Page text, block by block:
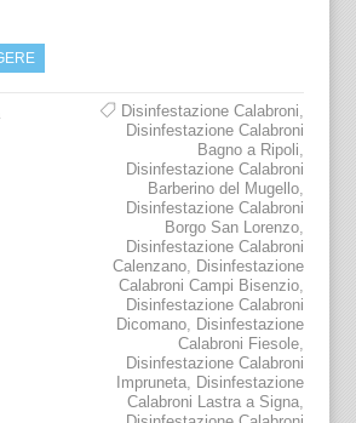
Disinfestazione Calabroni
Disinfestazione Calabroni
Bagno a Ripoli
Disinfestazione Calabroni
Barberino del Mugello
Disinfestazione Calabroni
Borgo San Lorenzo
Disinfestazione Calabroni
Calenzano Disinfestazione
Calabroni Campi Bisenzio
Disinfestazione Calabroni
Dicomano Disinfestazione
Calabroni Fiesole
Disinfestazione Calabroni
Impruneta Disinfestazione
Calabroni Lastra a Signa